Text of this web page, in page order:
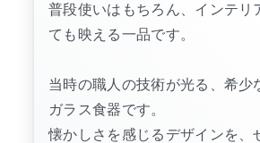
普段使いはもちろん、インテリ
ても映える一品です。
当時の職人の技術が光る、希少
ガラス食器です。
懐かしさを感じるデザインを、